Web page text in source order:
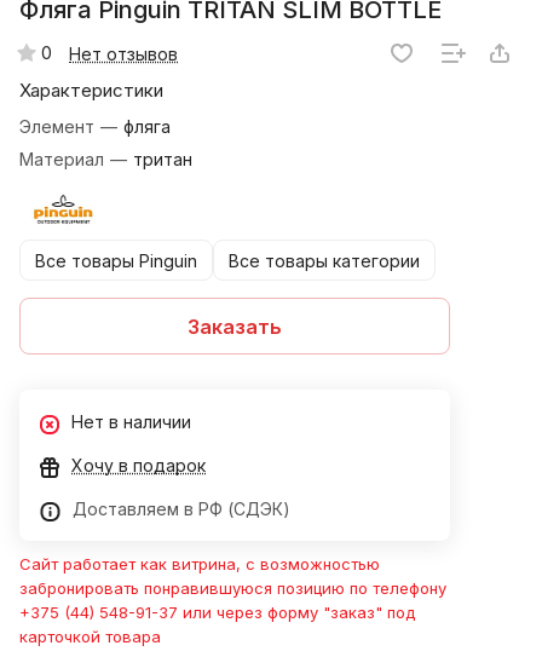
Фляга Pinguin TRITAN SLIM BOTTLE
0 Нет отзывов
Характеристики
Элемент — фляга
Материал — тритан
Все товары Pinguin Все товары категории
Заказать
Нет в наличии
Хочу в подарок
Доставляем в РФ (СДЭК)
Сайт работает как витрина, с возможностью
забронировать понравившуюся позицию по телефону
+375 (44) 548-91-37 или через форму "заказ" под
карточкой товара